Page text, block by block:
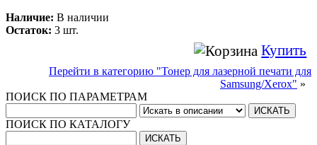
Наличие: В наличии
Остаток: 3 шт.
Купить
Перейти в категорию "Тонер для лазерной печати для
Samsung/Xerox" »
ПОИСК ПО ПАРАМЕТРАМ
ПОИСК ПО КАТАЛОГУ